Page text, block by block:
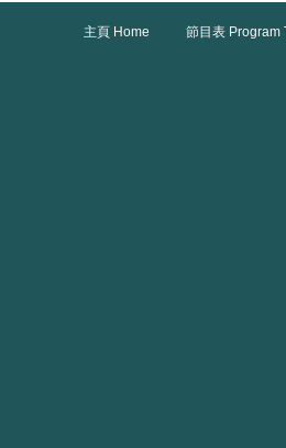
主頁 Home 節目表 Program